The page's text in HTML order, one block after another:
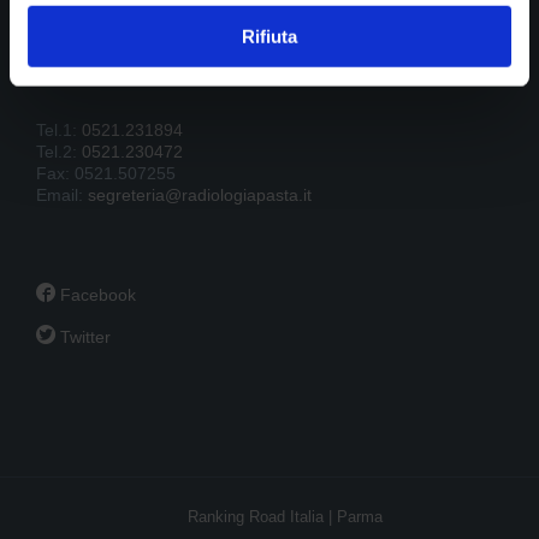
Rifiuta
43121 Parma
Tel.1: 0521.231894
Tel.2: 0521.230472
Fax: 0521.507255
Email: segreteria@radiologiapasta.it
 Facebook
 Twitter
Ranking Road Italia | Parma